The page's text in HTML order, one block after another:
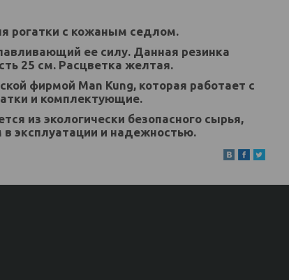
рогатки с кожаным седлом.
ее силу. Данная резинка
25 см. Расцветка желтая.
фирмой Man Kung, которая работает с
и комплектующие.
из экологически безопасного сырья,
эксплуатации и надежностью.